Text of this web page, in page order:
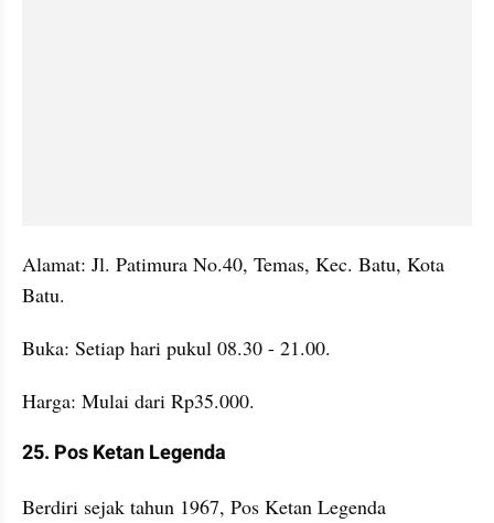
Alamat: Jl. Patimura No.40, Temas, Kec. Batu, Kota
Batu.
Buka: Setiap hari pukul 08.30 - 21.00.
Harga: Mulai dari Rp35.000.
25. Pos Ketan Legenda
Berdiri sejak tahun 1967, Pos Ketan Legenda